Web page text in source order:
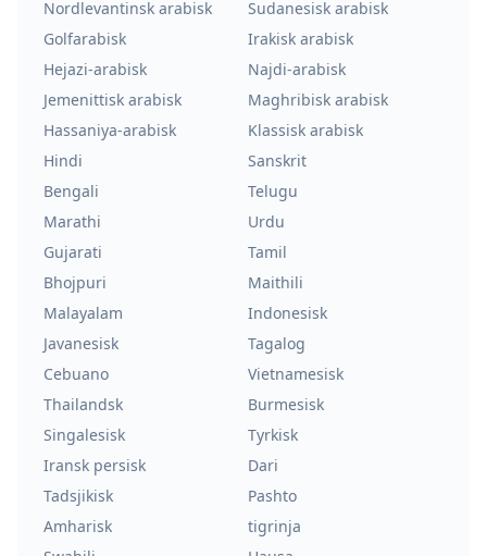
Nordlevantinsk arabisk
Sudanesisk arabisk
Golfarabisk
Irakisk arabisk
Hejazi-arabisk
Najdi-arabisk
Jemenittisk arabisk
Maghribisk arabisk
Hassaniya-arabisk
Klassisk arabisk
Hindi
Sanskrit
Bengali
Telugu
Marathi
Urdu
Gujarati
Tamil
Bhojpuri
Maithili
Malayalam
Indonesisk
Javanesisk
Tagalog
Cebuano
Vietnamesisk
Thailandsk
Burmesisk
Singalesisk
Tyrkisk
Iransk persisk
Dari
Tadsjikisk
Pashto
Amharisk
tigrinja